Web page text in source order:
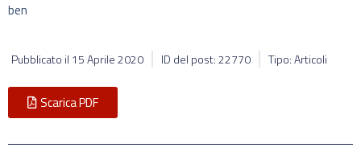
ben
Pubblicato il 15 Aprile 2020 ID del post: 22770 Tipo: Articoli
Scarica PDF